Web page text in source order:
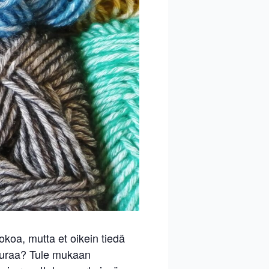
mutta et oikein tiedä
Tule mukaan